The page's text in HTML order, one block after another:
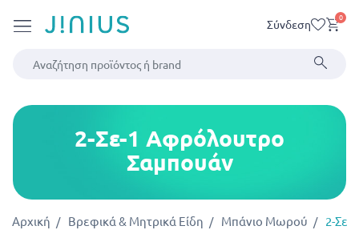
Σύνδεση 0
2-Σε-1 Αφρόλουτρο
Σαμπουάν
Αρχική Βρεφικά & Μητρικά Είδη Μπάνιο Μωρού 2-Σε-